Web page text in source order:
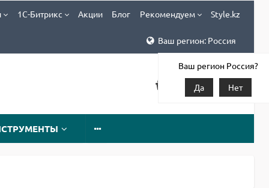
1С-Битрикс Акции Блог Рекомендуем Style.kz
Ваш регион: Россия
Ваш регион Россия?
Да
Нет